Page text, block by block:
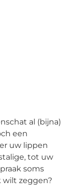
al (bijna)
een
uw lippen
tot uw
soms
wilt zeggen?